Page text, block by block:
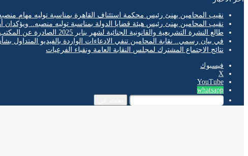
نقيب المحامين يهنئ رئيس محكمة استئناف القاهرة بمناسبة توليه مهام
نقيب المحامين يهنئ رئيس هيئة قضايا الدولة بمناسبة توليه منصبه.. ويؤكدان
طالع النشرة التشريعية والقانونية الجنائية لشهر يناير 2025 الصادرة عن المكتب الفني لمحكمة النقض
في بيان رسمي.. نقابة المحامين تنفي الادعاءات الواردة بالفيديو المتداول
نتائج الاجتماع المشترك لمجلس النقابة العامة ونقباء الفرعيات
فيسبوك
‫X
‫YouTube
whatsapp